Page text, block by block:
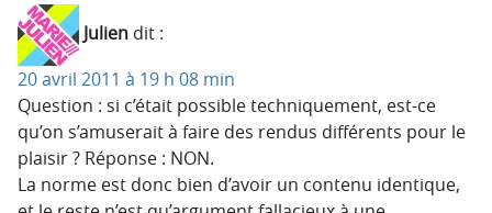
Julien dit :
20 avril 2011 à 19 h 08 min
Question : si c’était possible techniquement, est-ce
qu’on s’amuserait à faire des rendus différents pour le
plaisir ? Réponse : NON.
La norme est donc bien d’avoir un contenu identique,